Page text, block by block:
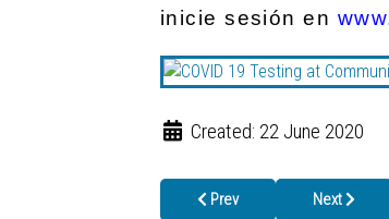
inicie sesión en
Created: 22 June 2020
Previous article: FREE COVID-
Prev Next
Next